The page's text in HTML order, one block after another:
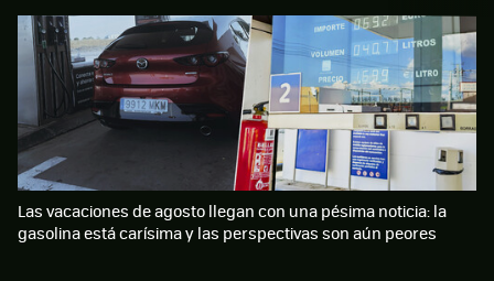
Las vacaciones de agosto llegan con una pésima noticia: la
gasolina está carísima y las perspectivas son aún peores